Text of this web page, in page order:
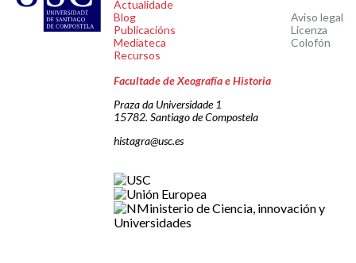
Actualidade
Blog
Publicacións
Mediateca
Recursos
Aviso legal
Licenza
Colofón
Facultade de Xeografía e Historia
Praza da Universidade 1
15782. Santiago de Compostela
histagra@usc.es